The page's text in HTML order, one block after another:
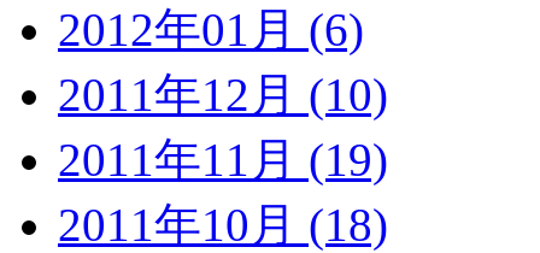
2012年01月 (6)
2011年12月 (10)
2011年11月 (19)
2011年10月 (18)